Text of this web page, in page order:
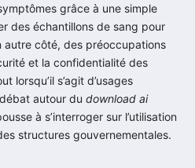
grâce à une simple
des échantillons de sang pour
autre côté, des préoccupations
et la confidentialité des
lorsqu’il s’agit d’usages
autour du download ai
à s’interroger sur l’utilisation
structures gouvernementales.